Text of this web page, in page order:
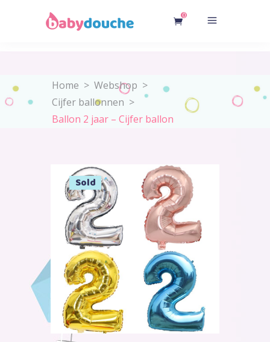
0
Home > Webshop >
Cijfer ballonnen >
Ballon 2 jaar – Cijfer ballon
Sold